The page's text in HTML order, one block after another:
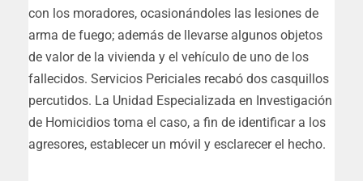
con los moradores, ocasionándoles las lesiones de
arma de fuego; además de llevarse algunos objetos
de valor de la vivienda y el vehículo de uno de los
fallecidos. Servicios Periciales recabó dos casquillos
percutidos. La Unidad Especializada en Investigación
de Homicidios toma el caso, a fin de identificar a los
agresores, establecer un móvil y esclarecer el hecho.